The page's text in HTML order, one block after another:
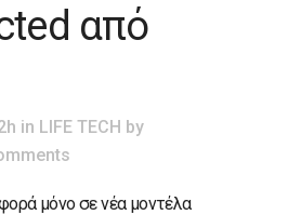
από
in LIFE TECH by
μόνο σε νέα μοντέλα